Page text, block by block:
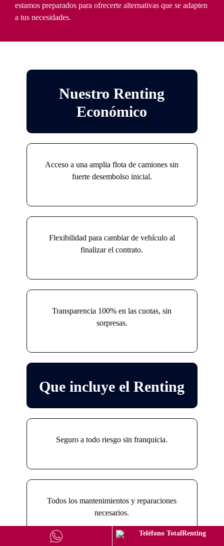
estamos preparados para ofrecerte alternativas que se adapten
a tus necesidades.
Nuestro Renting
Económico
Que incluye el Renting
Acceso a una amplia flota de camiones sin
fuerte desembolso inicial.
Seguro a todo riesgo sin franquicia.
Flexibilidad para cambiar de vehículo al
finalizar el contrato.
Todos los mantenimientos y reparaciones
necesarios.
Transparencia 100% en las cuotas, sin
sorpresas.